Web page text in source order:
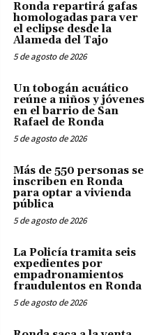
Ronda repartirá gafas
homologadas para ver
el eclipse desde la
Alameda del Tajo
5 de agosto de 2026
Un tobogán acuático
reúne a niños y jóvenes
en el barrio de San
Rafael de Ronda
5 de agosto de 2026
Más de 550 personas se
inscriben en Ronda
para optar a vivienda
pública
5 de agosto de 2026
La Policía tramita seis
expedientes por
empadronamientos
fraudulentos en Ronda
5 de agosto de 2026